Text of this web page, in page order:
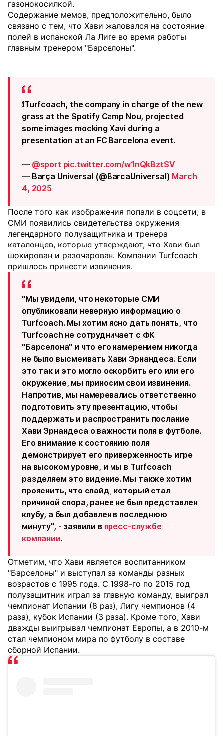
газонокосилкой.
Содержание мемов, предположительно, было
связано с тем, что Хави жаловался на состояние
полей в испанской Ла Лиге во время работы
главным тренером "Барселоны".
❗Turfcoach, the company in charge of the new
grass at the Spotify Camp Nou, projected
some images mocking Xavi during a
presentation at an FC Barcelona event.
— @sport pic.twitter.com/w1nQkBztSV
— Barça Universal (@BarcaUniversal) March
4, 2025
После того как изображения попали в соцсети, в
СМИ появились свидетельства окружения
легендарного полузащитника и тренера
каталонцев, которые утверждают, что Хави был
шокирован и разочарован. Компании Turfcoach
пришлось принести извинения.
"Мы увидели, что некоторые СМИ
опубликовали неверную информацию о
Turfcoach. Мы хотим ясно дать понять, что
Turfcoach не сотрудничает с ФК
"Барселона" и что его намерением никогда
не было высмеивать Хави Эрнандеса. Если
это так и это могло оскорбить его или его
окружение, мы приносим свои извинения.
Напротив, мы намеревались ответственно
подготовить эту презентацию, чтобы
поддержать и распространить послание
Хави Эрнандеса о важности поля в футболе.
Его внимание к состоянию поля
демонстрирует его приверженность игре
на высоком уровне, и мы в Turfcoach
разделяем это видение. Мы также хотим
прояснить, что слайд, который стал
причиной спора, ранее не был представлен
клубу, а был добавлен в последнюю
минуту", - заявили в пресс-службе
компании.
Отметим, что Хави является воспитанником
"Барселоны" и выступал за команды разных
возрастов с 1995 года. С 1998-го по 2015 год
полузащитник играл за главную команду, выиграл
чемпионат Испании (8 раз), Лигу чемпионов (4
раза), кубок Испании (3 раза). Кроме того, Хави
дважды выигрывал чемпионат Европы, а в 2010-м
стал чемпионом мира по футболу в составе
сборной Испании.